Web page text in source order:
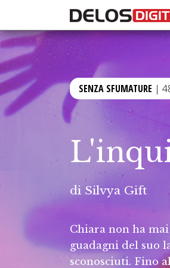
SENZA SFUMATURE |
di Silvya Gift
Chiara non ha
guadagni del suo
sconosciuti. Fino